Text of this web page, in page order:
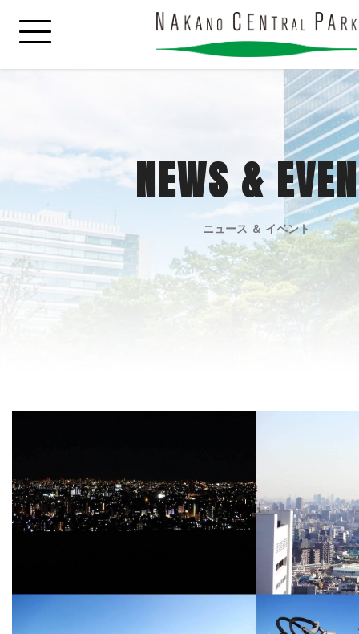
NEWS &
ニュース ＆ イベント